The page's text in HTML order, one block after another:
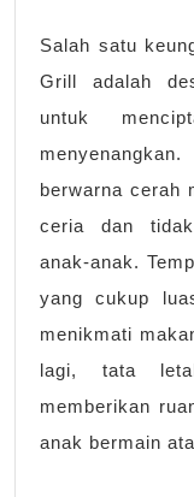
Salah satu
Grill adalah
untuk
berwarna cerah
ceria dan
anak-anak.
yang cukup
menikmati
lagi, tata
memberikan
anak bermain